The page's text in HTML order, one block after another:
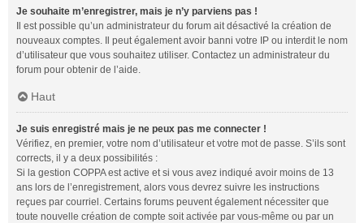
Je souhaite m’enregistrer, mais je n’y parviens pas !
Il est possible qu’un administrateur du forum ait désactivé la création de
nouveaux comptes. Il peut également avoir banni votre IP ou interdit le nom
d’utilisateur que vous souhaitez utiliser. Contactez un administrateur du
forum pour obtenir de l’aide.
Haut
Je suis enregistré mais je ne peux pas me connecter !
Vérifiez, en premier, votre nom d’utilisateur et votre mot de passe. S’ils sont
corrects, il y a deux possibilités :
Si la gestion COPPA est active et si vous avez indiqué avoir moins de 13
ans lors de l’enregistrement, alors vous devrez suivre les instructions
reçues par courriel. Certains forums peuvent également nécessiter que
toute nouvelle création de compte soit activée par vous-même ou par un